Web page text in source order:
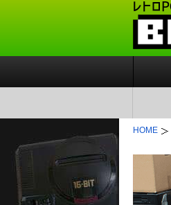
HOME